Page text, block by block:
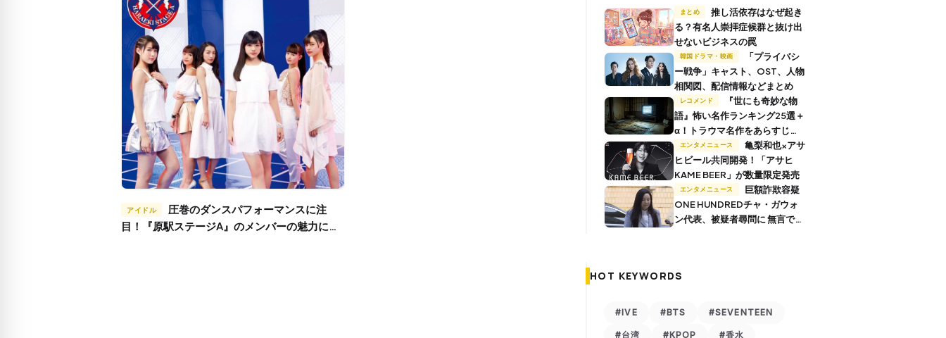
アイドル
目！『原駅ステージA』のメンバーの魅力に迫
まとめ
推し活依存はなぜ起き
る？有名人崇拝症候群と抜け出
せないビジネスの罠
韓国ドラマ・映画
ー戦争」キャスト、OST、人物
相関図、配信情報などまとめ
レコメンド
語』怖い名作ランキング25選＋
α！トラウマ名作をあらすじ付
きで解説
エンタメニュース
ヒビール共同開発！「アサヒ
KAME BEER」が数量限定発売
エンタメニュース
ONE HUNDREDチャ・ガウォ
ン代表、被疑者尋問に 無言で退
HOT KEYWORDS
#IVE #BTS #SEVENTEEN
#台湾 #KPOP #香水